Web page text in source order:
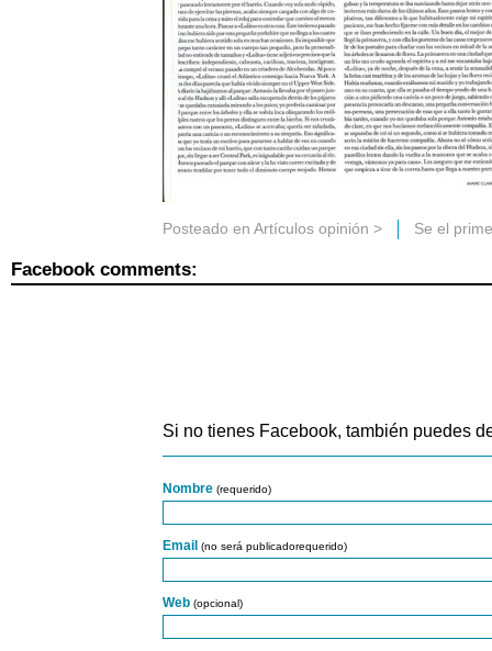
Posteado en Artículos opinión > Se el
Facebook comments:
Si no tienes Facebook, también puedes
Nombre (requerido)
Email (no será publicadorequerido)
Web (opcional)